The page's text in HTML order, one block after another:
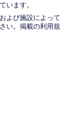
います。
よび施設によって
い。掲載の利用規